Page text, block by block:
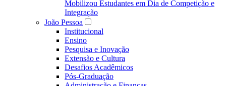
Mobilizou Estudantes em Dia de Competição e
Integração
João Pessoa
Institucional
Ensino
Pesquisa e Inovação
Extensão e Cultura
Desafios Acadêmicos
Pós-Graduação